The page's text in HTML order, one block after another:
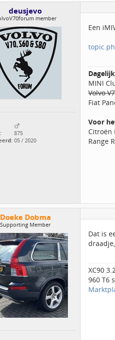
deusjevo
member
875
05 / 2020
Een
MINI
Volvo
Fiat
Voor
Citroën
Range
Doeke Dobma
Supporting Member
Dat is
XC90
960 T6